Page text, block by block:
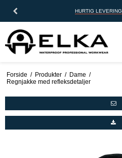
HURTIG LEVERING
Forside / Produkter / Dame /
Regnjakke med refleksdetaljer